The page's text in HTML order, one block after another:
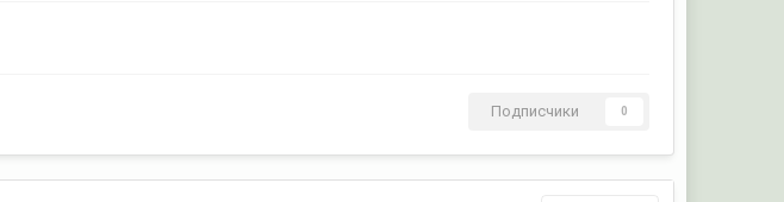
Подписчики 0